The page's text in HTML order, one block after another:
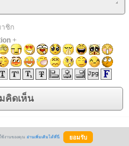
าชิก
+
ช้งานของคุณ อ่านเพิ่มเติมได้ที่นี่